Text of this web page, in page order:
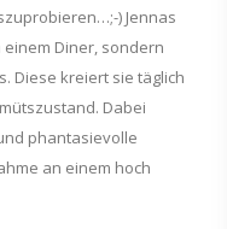
) Jennas
einem Diner, sondern
Diese kreiert sie täglich
Dabei
phantasievolle
an einem hoch